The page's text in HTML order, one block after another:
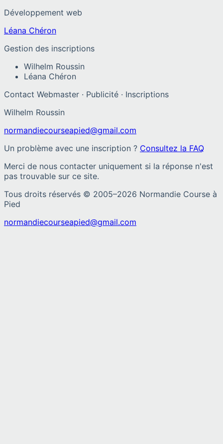
Développement web
Léana Chéron
Gestion des inscriptions
Wilhelm Roussin
Léana Chéron
Contact Webmaster · Publicité · Inscriptions
Wilhelm Roussin
normandiecourseapied@gmail.com
Un problème avec une inscription ? Consultez la FAQ
Merci de nous contacter uniquement si la réponse n'est
pas trouvable sur ce site.
Tous droits réservés © 2005–2026 Normandie Course à
Pied
normandiecourseapied@gmail.com